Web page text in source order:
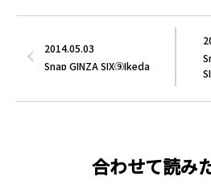
2014.05.03
Snap GINZA SIX⑨Ikeda
合わせて読み